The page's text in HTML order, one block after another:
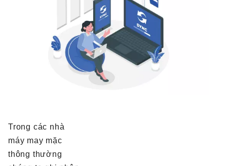
Trong các nhà
máy may mặc
thông thường